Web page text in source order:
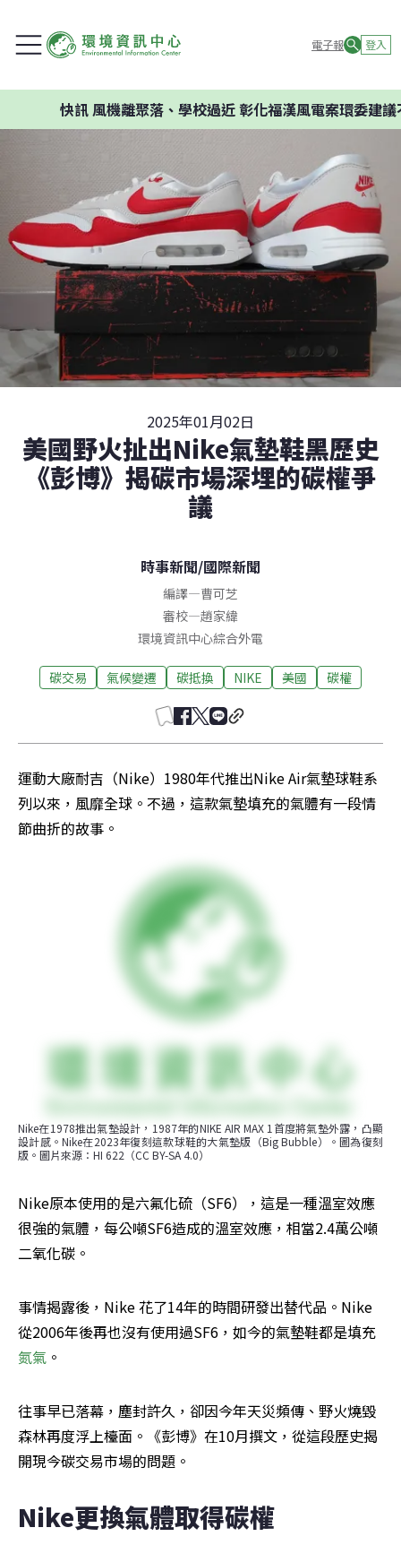
電子報 登入
風機離聚落、學校過近 彰化福漢風電案環委建議不應
2025年01月02日
美國野火扯出Nike氣墊鞋黑歷史
《彭博》揭碳市場深埋的碳權爭
議
時事新聞/國際新聞
編譯—曹可芝
審校—趙家緯
環境資訊中心綜合外電
碳交易 氣候變遷 碳抵換 NIKE 美國 碳權
運動大廠耐吉（Nike）1980年代推出Nike Air氣墊球鞋系
列以來，風靡全球。不過，這款氣墊填充的氣體有一段情
節曲折的故事。
Nike在1978推出氣墊設計，1987年的NIKE AIR MAX 1首度將氣墊外露，凸顯
設計感。Nike在2023年復刻這款球鞋的大氣墊版（Big Bubble）。圖為復刻
版。圖片來源：HI 622（CC BY-SA 4.0）
Nike原本使用的是六氟化硫（SF6），這是一種溫室效應
很強的氣體，每公噸SF6造成的溫室效應，相當2.4萬公噸
二氧化碳。
事情揭露後，Nike 花了14年的時間研發出替代品。Nike
從2006年後再也沒有使用過SF6，如今的氣墊鞋都是填充
氮氣 。
往事早已落幕，塵封許久，卻因今年天災頻傳、野火燒毀
森林再度浮上檯面。《彭博》在10月撰文，從這段歷史揭
開現今碳交易市場的問題。
Nike更換氣體取得碳權